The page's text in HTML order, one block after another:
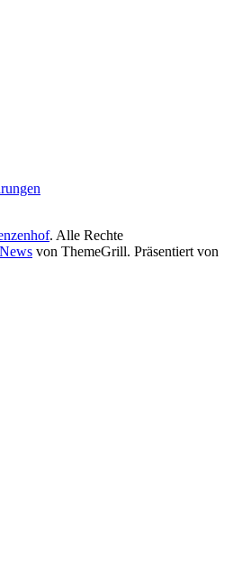
. Alle Rechte
von ThemeGrill. Präsentiert von